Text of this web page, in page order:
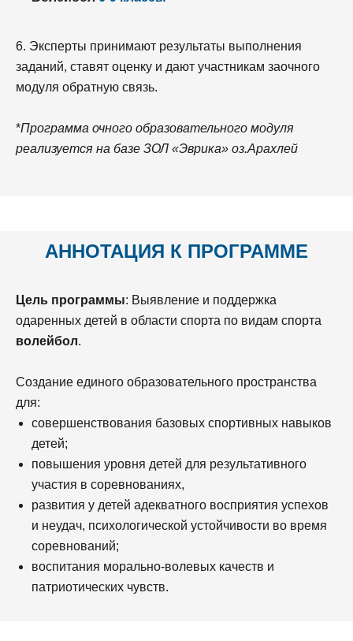
6. Эксперты принимают результаты выполнения
заданий, ставят оценку и дают участникам заочного
модуля обратную связь.
*Программа очного образовательного модуля
реализуется на базе ЗОЛ «Эврика» оз.Арахлей
АННОТАЦИЯ К ПРОГРАММЕ
Цель программы: Выявление и поддержка
одаренных детей в области спорта по видам спорта
волейбол.
Создание единого образовательного пространства
для:
совершенствования базовых спортивных навыков
детей;
повышения уровня детей для результативного
участия в соревнованиях,
развития у детей адекватного восприятия успехов
и неудач, психологической устойчивости во время
соревнований;
воспитания морально-волевых качеств и
патриотических чувств.